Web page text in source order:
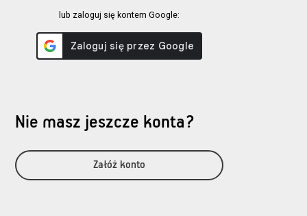
lub zaloguj się kontem Google:
Nie masz jeszcze konta?
Załóż konto